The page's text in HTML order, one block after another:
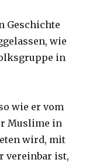
Geschichte
wie
in
wie er vom
Muslime in
wird, mit
vereinbar ist,